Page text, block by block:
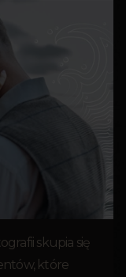
skupia się
które